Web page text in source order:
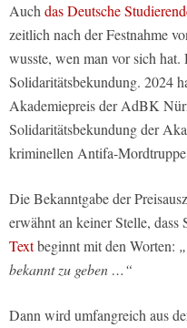
Auch das Deutsche
zeitlich nach der Festnahme
wusste, wen man vor sich
Solidaritätsbekundung. 2024
Akademiepreis der AdBK
Solidaritätsbekundung der
kriminellen Antifa-
Die Bekanntgabe der
erwähnt an keiner Stelle,
Textbeginnt mit den Worten:
bekannt zu geben …“
Dann wird umfangreich aus